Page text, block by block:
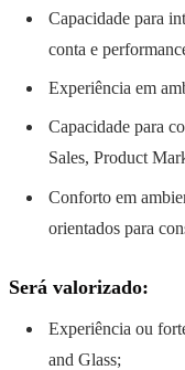
Capacidade para
conta e
Experiência em
Capacidade para
Sales, Product
Conforto em
orientados para
Será valorizado:
Experiência ou
and Glass;